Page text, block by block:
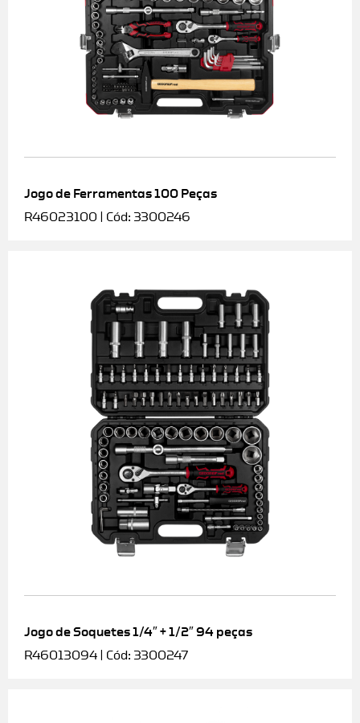
Jogo de Ferramentas 100 Peças
R46023100 | Cód: 3300246
Jogo de Soquetes 1/4″ + 1/2″ 94 peças
R46013094 | Cód: 3300247